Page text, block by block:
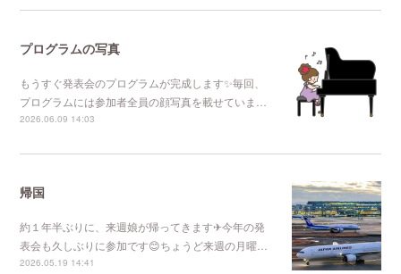
プログラムの写真
もうすぐ発表会のプログラムが完成します✨毎回、
プログラムには参加者全員の顔写真を載せていま…
2026.06.09 14:03
帰国
約１年半ぶりに、来週娘が帰ってきます✈今年の発
表会も久しぶりに参加です😊ちょうど来週の月曜…
2026.05.19 14:41